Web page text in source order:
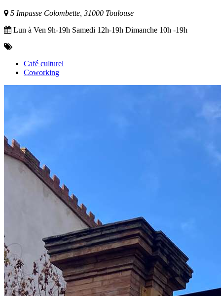
5 Impasse Colombette, 31000 Toulouse
Lun à Ven 9h-19h Samedi 12h-19h Dimanche 10h -19h
Café culturel
Coworking